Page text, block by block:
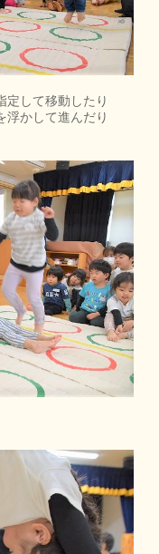
して移動したり
かして進んだり